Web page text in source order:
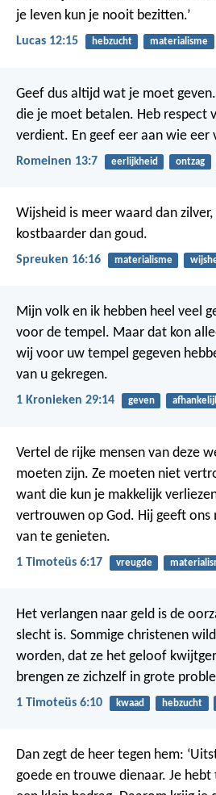
je leven kun je nooit bezitten.’
Lucas 12:15 hebzucht materialisme
Geef dus altijd wat je moet
die je moet betalen. Heb respect
verdient. En geef eer aan wie eer
Romeinen 13:7 eerlijkheid ontzag
Wijsheid is meer waard dan zilver,
kostbaarder dan goud.
Spreuken 16:16 materialisme
Mijn volk en ik hebben heel veel
voor de tempel. Maar dat kon
wij voor uw tempel gegeven
van u gekregen.
1 Kronieken 29:14 geven
Vertel de rijke mensen van deze
moeten zijn. Ze moeten niet
want die kun je makkelijk
vertrouwen op God. Hij geeft ons
van te genieten.
1 Timoteüs 6:17 vreugde
Het verlangen naar geld is de
slecht is. Sommige christenen
worden, dat ze het geloof
brengen ze zichzelf in grote
1 Timoteüs 6:10 kwaad hebzucht
Dan zegt de heer tegen hem:
goede en trouwe dienaar. Je